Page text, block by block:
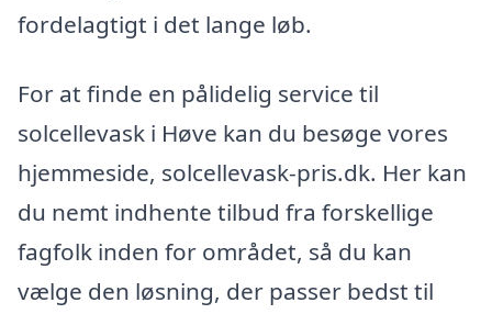
fordelagtigt i det lange løb.
For at finde en pålidelig service til
solcellevask i Høve kan du besøge vores
hjemmeside, solcellevask-pris.dk. Her kan
du nemt indhente tilbud fra forskellige
fagfolk inden for området, så du kan
vælge den løsning, der passer bedst til